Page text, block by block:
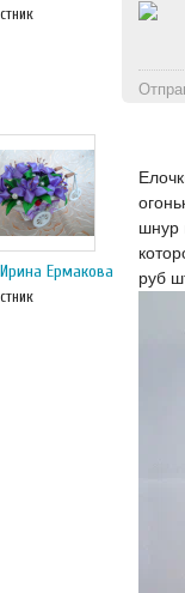
Ирина Ермакова
шнур
руб